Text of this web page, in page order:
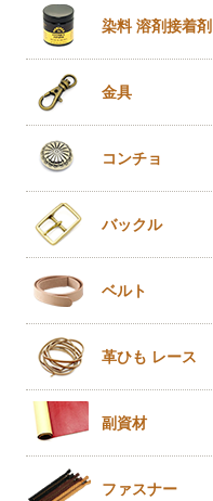
染料 溶剤接着剤
金具
コンチョ
バックル
ベルト
革ひも レース
副資材
ファスナー